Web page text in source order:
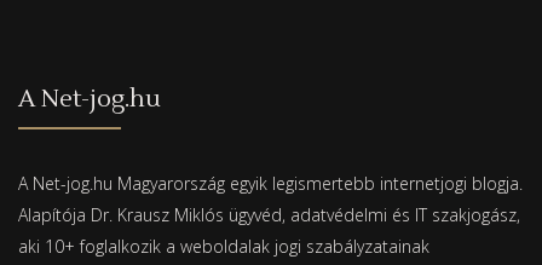
A Net-jog.hu
A Net-jog.hu Magyarország egyik legismertebb internetjogi blogja.
Alapítója Dr. Krausz Miklós ügyvéd, adatvédelmi és IT szakjogász,
aki 10+ foglalkozik a weboldalak jogi szabályzatainak